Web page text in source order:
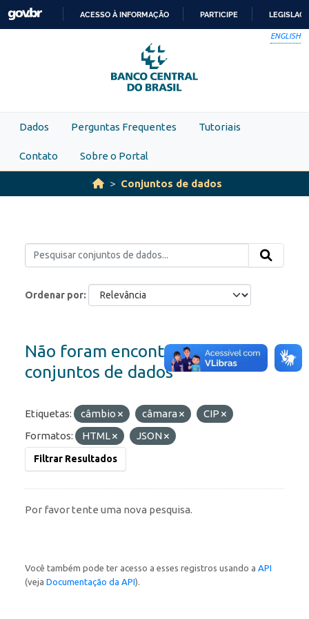
Skip to main content
PARA
O
CONTEÚDO
ACESSO À INFORMAÇÃO PARTICIPE
ENGLISH
Dados Perguntas Frequentes Tutoriais
Contato Sobre o Portal
Conjuntos de dados
Ordenar por
Não foram encontrados
conjuntos de dados
Etiquetas: câmbio câmara
CIP
Formatos:
HTML JSON
Filtrar Resultados
Por favor tente uma nova pesquisa.
Você também pode ter acesso a esses registros usando a API
(veja Documentação da API).